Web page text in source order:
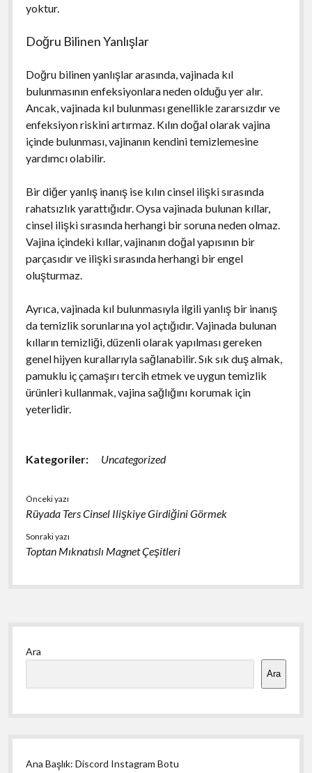
yoktur.
Doğru Bilinen Yanlışlar
Doğru bilinen yanlışlar arasında, vajinada kıl
bulunmasının enfeksiyonlara neden olduğu yer alır.
Ancak, vajinada kıl bulunması genellikle zararsızdır ve
enfeksiyon riskini artırmaz. Kılın doğal olarak vajina
içinde bulunması, vajinanın kendini temizlemesine
yardımcı olabilir.
Bir diğer yanlış inanış ise kılın cinsel ilişki sırasında
rahatsızlık yarattığıdır. Oysa vajinada bulunan kıllar,
cinsel ilişki sırasında herhangi bir soruna neden olmaz.
Vajina içindeki kıllar, vajinanın doğal yapısının bir
parçasıdır ve ilişki sırasında herhangi bir engel
oluşturmaz.
Ayrıca, vajinada kıl bulunmasıyla ilgili yanlış bir inanış
da temizlik sorunlarına yol açtığıdır. Vajinada bulunan
kılların temizliği, düzenli olarak yapılması gereken
genel hijyen kurallarıyla sağlanabilir. Sık sık duş almak,
pamuklu iç çamaşırı tercih etmek ve uygun temizlik
ürünleri kullanmak, vajina sağlığını korumak için
yeterlidir.
Kategoriler: Uncategorized
Önceki yazı
Rüyada Ters Cinsel Ilişkiye Girdiğini Görmek
Sonraki yazı
Toptan Mıknatıslı Magnet Çeşitleri
Yan
Menü
Ara
Ara
Ana Başlık: Discord Instagram Botu